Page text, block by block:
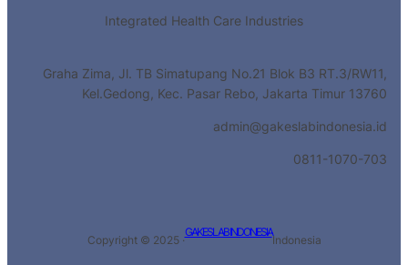
Integrated Health Care Industries
Graha Zima, Jl. TB Simatupang No.21 Blok B3 RT.3/RW11,
Kel.Gedong, Kec. Pasar Rebo, Jakarta Timur 13760
admin@gakeslabindonesia.id
0811-1070-703
Copyright © 2025 ·
GAKESLAB INDONESIA
Indonesia